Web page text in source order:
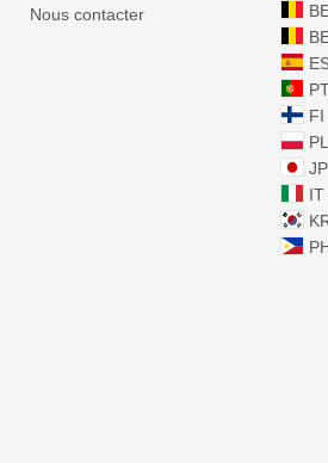
Nous contacter
FI
IT